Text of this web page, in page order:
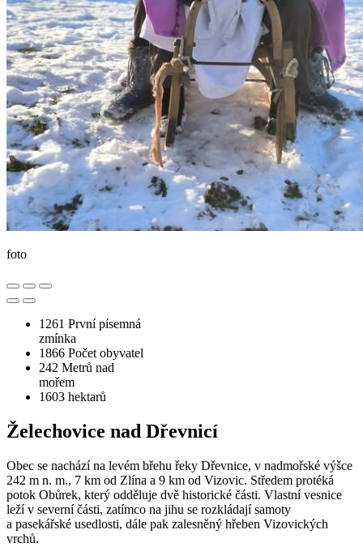
foto
1261 První písemná
zmínka
1866 Počet obyvatel
242 Metrů nad
mořem
1603 hektarů
Želechovice nad Dřevnicí
Obec se nachází na levém břehu řeky Dřevnice, v nadmořské výšce
242 m n. m., 7 km od Zlína a 9 km od Vizovic. Středem protéká
potok Obůrek, který odděluje dvě historické části. Vlastní vesnice
leží v severní části, zatímco na jihu se rozkládají samoty
a pasekářské usedlosti, dále pak zalesněný hřeben Vizovických
vrchů.